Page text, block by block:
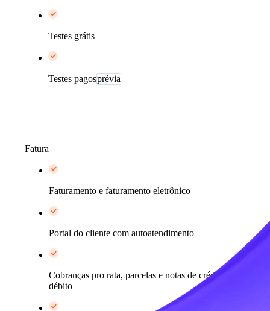
Testes grátis
Testes pagosprévia
Fatura
Faturamento e faturamento eletrônico
Portal do cliente com autoatendimento
Cobranças pro rata, parcelas e notas de crédito e
débito